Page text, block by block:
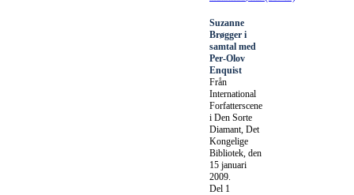
Suzanne
Brøgger i
samtal med
Per-Olov
Enquist
Från
International
Forfatterscene
i Den Sorte
Diamant, Det
Kongelige
Bibliotek, den
15 januari
2009.
Del 1